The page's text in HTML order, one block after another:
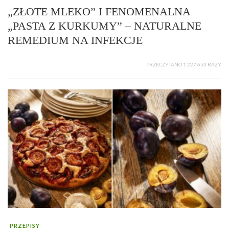
„ZŁOTE MLEKO” I FENOMENALNA
„PASTA Z KURKUMY” – NATURALNE
REMEDIUM NA INFEKCJE
PRZECZYTANO 1 227 653 RAZY
PRZEPISY